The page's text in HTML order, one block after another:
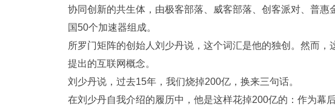
协同创新的共生体，由极客部落、威客部落、创客派对、普
国50个加速器组成。
所罗门矩阵的创始人刘少丹说，这个词汇是他的独创。然而
提出的互联网概念。
刘少丹说，过去15年，我们烧掉200亿，换来三句话。
在刘少丹自我介绍的履历中，他是这样花掉200亿的：作为幕